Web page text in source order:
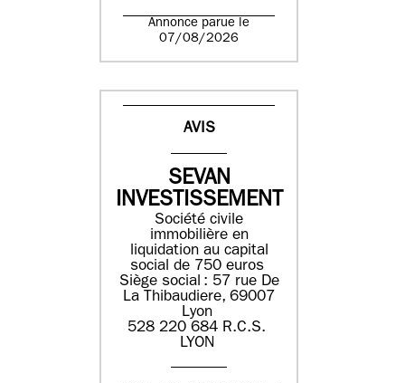
Annonce parue le
07/08/2026
AVIS
SEVAN
INVESTISSEMENT
Société civile
immobilière en
liquidation ​au capital
social de 750 euros​
Siège social : ​57 rue De
La Thibaudiere, 69007
Lyon​
​​528 220 684​ R.C.S. ​
LYON​